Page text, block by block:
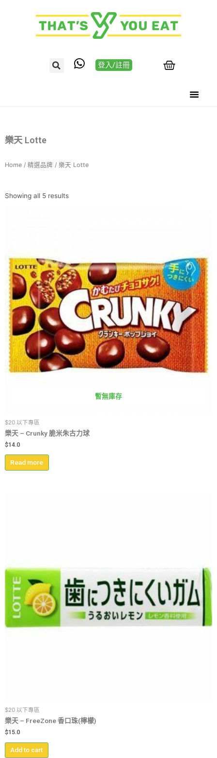
登入/註冊
樂天 Lotte
Home / 精選品牌 / 樂天 Lotte
Showing all 5 results
暫無庫存
$20 以下專區
樂天 – Crunky 脆米朱古力球
$14.0
Read more
$20 以下專區
樂天 – FreeZone 香口珠(檸檬)
$15.0
Add to cart